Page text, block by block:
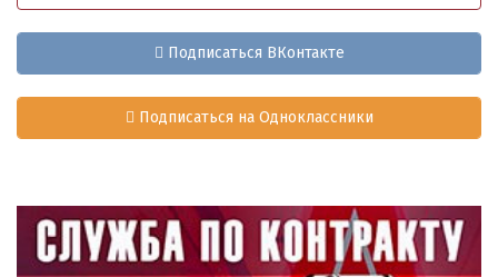
Подписаться ВКонтакте
Подписаться на Одноклассники